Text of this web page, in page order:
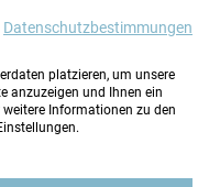
Datenschutzbestimmungen
platzieren, um unsere
anzuzeigen und Ihnen ein
Informationen zu den